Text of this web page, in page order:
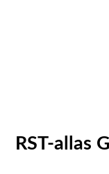
RST-allas